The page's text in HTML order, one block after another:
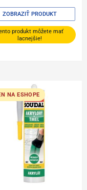
produkt môžete mať
lacnejšie!
ZOBRAZIŤ PRODUKT
NA ESHOPE